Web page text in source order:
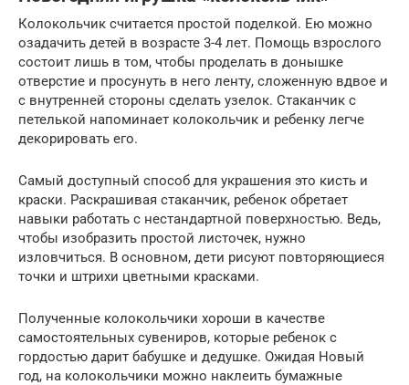
Колокольчик считается простой поделкой. Ею можно
озадачить детей в возрасте 3-4 лет. Помощь взрослого
состоит лишь в том, чтобы проделать в донышке
отверстие и просунуть в него ленту, сложенную вдвое и
с внутренней стороны сделать узелок. Стаканчик с
петелькой напоминает колокольчик и ребенку легче
декорировать его.
Самый доступный способ для украшения это кисть и
краски. Раскрашивая стаканчик, ребенок обретает
навыки работать с нестандартной поверхностью. Ведь,
чтобы изобразить простой листочек, нужно
изловчиться. В основном, дети рисуют повторяющиеся
точки и штрихи цветными красками.
Полученные колокольчики хороши в качестве
самостоятельных сувениров, которые ребенок с
гордостью дарит бабушке и дедушке. Ожидая Новый
год, на колокольчики можно наклеить бумажные